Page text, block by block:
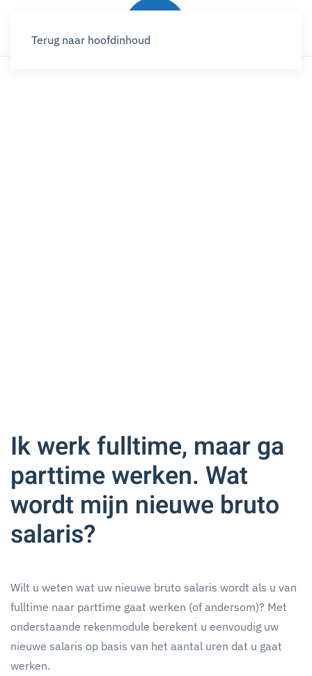
Terug naar hoofdinhoud
Ik werk fulltime, maar ga
parttime werken. Wat
wordt mijn nieuwe bruto
salaris?
Wilt u weten wat uw nieuwe bruto salaris wordt als u van
fulltime naar parttime gaat werken (of andersom)? Met
onderstaande rekenmodule berekent u eenvoudig uw
nieuwe salaris op basis van het aantal uren dat u gaat
werken.